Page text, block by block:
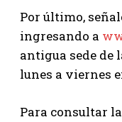
Por último,
ingresando a
antigua sede de
lunes a viernes
Para consultar